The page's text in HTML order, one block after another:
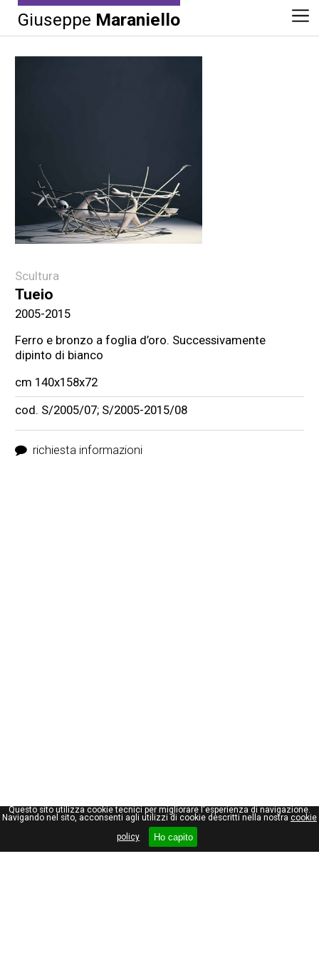
Questo sito utilizza cookie tecnici per migliorare l'esperienza di navigazione.
Navigando nel sito, acconsenti agli utilizzi di cookie descritti nella nostra cookie
policy
Ho capito
Giuseppe Maraniello
Scultura
Tueio
2005-2015
Ferro e bronzo a foglia d’oro. Successivamente
dipinto di bianco
cm 140x158x72
cod. S/2005/07; S/2005-2015/08
richiesta informazioni